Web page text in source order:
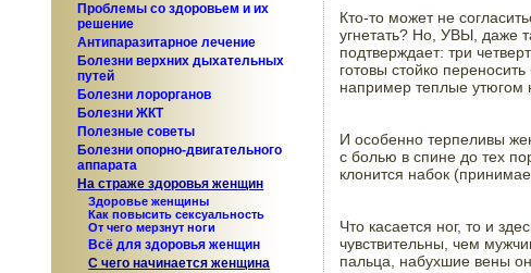
Проблемы со здоровьем и их
решение
Антипаразитарное лечение
Болезни верхних дыхательных
путей
Болезни лорорганов
Болезни ЖКТ
Полезные советы
Болезни опорно-двигательного
аппарата
На страже здоровья женщин
Здоровье женщины
Как повысить сексуальность
От чего мерзнут ноги
Всё для здоровья женщин
С чего начинается женщина
Кто-то может не
угнетать? Но, УВЫ, даже
подтверждает: три
готовы стойко
например теплые утюгом
И особенно терпеливы
с болью в спине до тех
клонится набок
Что касается ног, то и
чувствительны, чем
пальца, набухшие вены